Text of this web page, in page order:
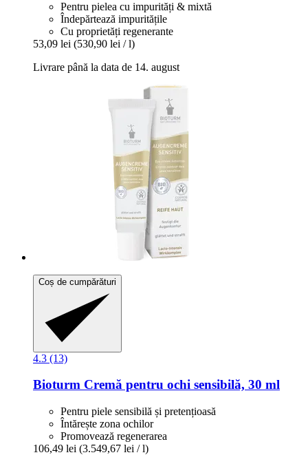
Pentru pielea cu impurități & mixtă
Îndepărtează impuritățile
Cu proprietăți regenerante
53,09 lei (530,90 lei / l)
Livrare până la data de 14. august
Coș de cumpărături
4.3 (13)
Bioturm Cremă pentru ochi sensibilă, 30 ml
Pentru piele sensibilă și pretențioasă
Întărește zona ochilor
Promovează regenerarea
106,49 lei (3.549,67 lei / l)